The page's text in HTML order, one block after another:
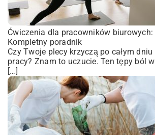
Ćwiczenia dla pracowników biurowych:
Kompletny poradnik
Czy Twoje plecy krzyczą po całym dniu
pracy? Znam to uczucie. Ten tępy ból w
[…]